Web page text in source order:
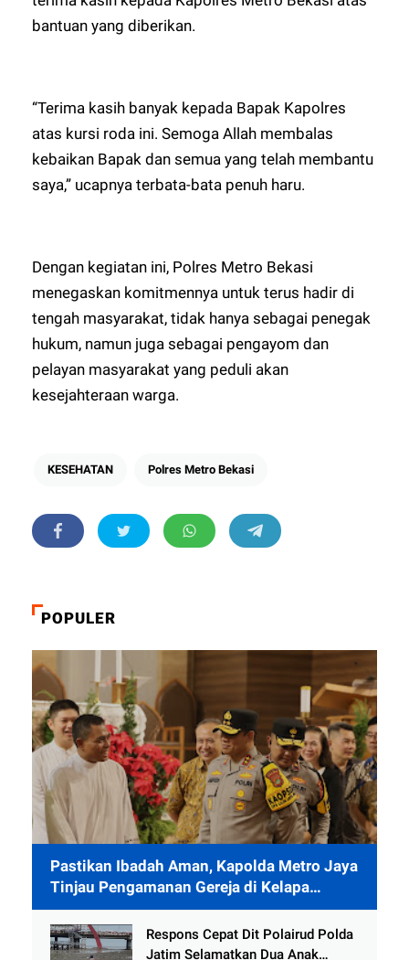
bantuan yang diberikan.
“Terima kasih banyak kepada Bapak Kapolres
atas kursi roda ini. Semoga Allah membalas
kebaikan Bapak dan semua yang telah membantu
saya,” ucapnya terbata-bata penuh haru.
Dengan kegiatan ini, Polres Metro Bekasi
menegaskan komitmennya untuk terus hadir di
tengah masyarakat, tidak hanya sebagai penegak
hukum, namun juga sebagai pengayom dan
pelayan masyarakat yang peduli akan
kesejahteraan warga.
KESEHATAN Polres Metro Bekasi
POPULER
Pastikan Ibadah Aman, Kapolda Metro Jaya
Tinjau Pengamanan Gereja di Kelapa
Gading
Respons Cepat Dit Polairud Polda
Jatim Selamatkan Dua Anak